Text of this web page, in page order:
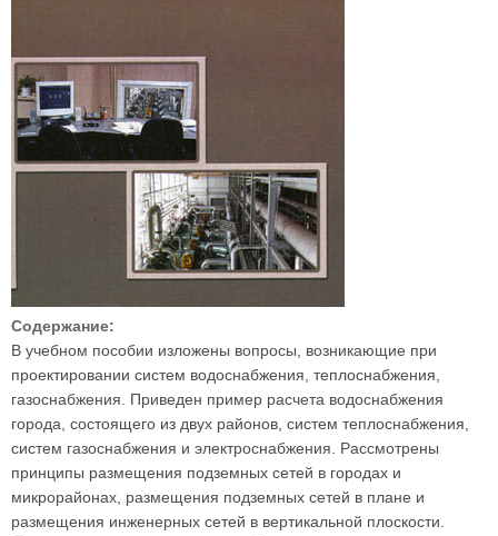
Содержание:
В учебном пособии изложены вопросы, возникающие при
проектировании систем водоснабжения, теплоснабжения,
газоснабжения. Приведен пример расчета водоснабжения
города, состоящего из двух районов, систем теплоснабжения,
систем газоснабжения и электроснабжения. Рассмотрены
принципы размещения подземных сетей в городах и
микрорайонах, размещения подземных сетей в плане и
размещения инженерных сетей в вертикальной плоскости.